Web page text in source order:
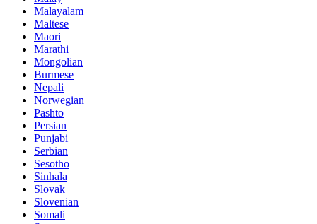
Malayalam
Maltese
Maori
Marathi
Mongolian
Burmese
Nepali
Norwegian
Pashto
Persian
Punjabi
Serbian
Sesotho
Sinhala
Slovak
Slovenian
Somali